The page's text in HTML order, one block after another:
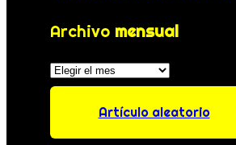
Archivo mensual
Archivos
Artículo aleatorio